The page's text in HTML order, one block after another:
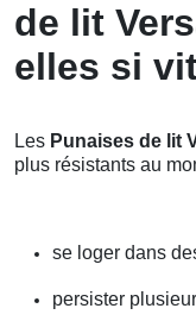
de lit
elles si
Les Punaises de lit
plus résistants au
se loger dans
persister